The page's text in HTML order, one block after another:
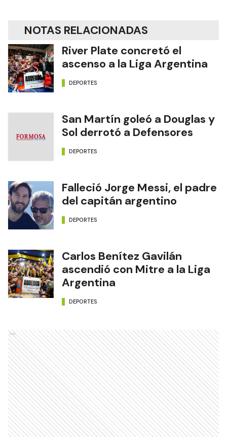
NOTAS RELACIONADAS
River Plate concretó el
ascenso a la Liga Argentina
DEPORTES
San Martín goleó a Douglas y
Sol derrotó a Defensores
DEPORTES
Falleció Jorge Messi, el padre
del capitán argentino
DEPORTES
Carlos Benítez Gavilán
ascendió con Mitre a la Liga
Argentina
DEPORTES
Ads